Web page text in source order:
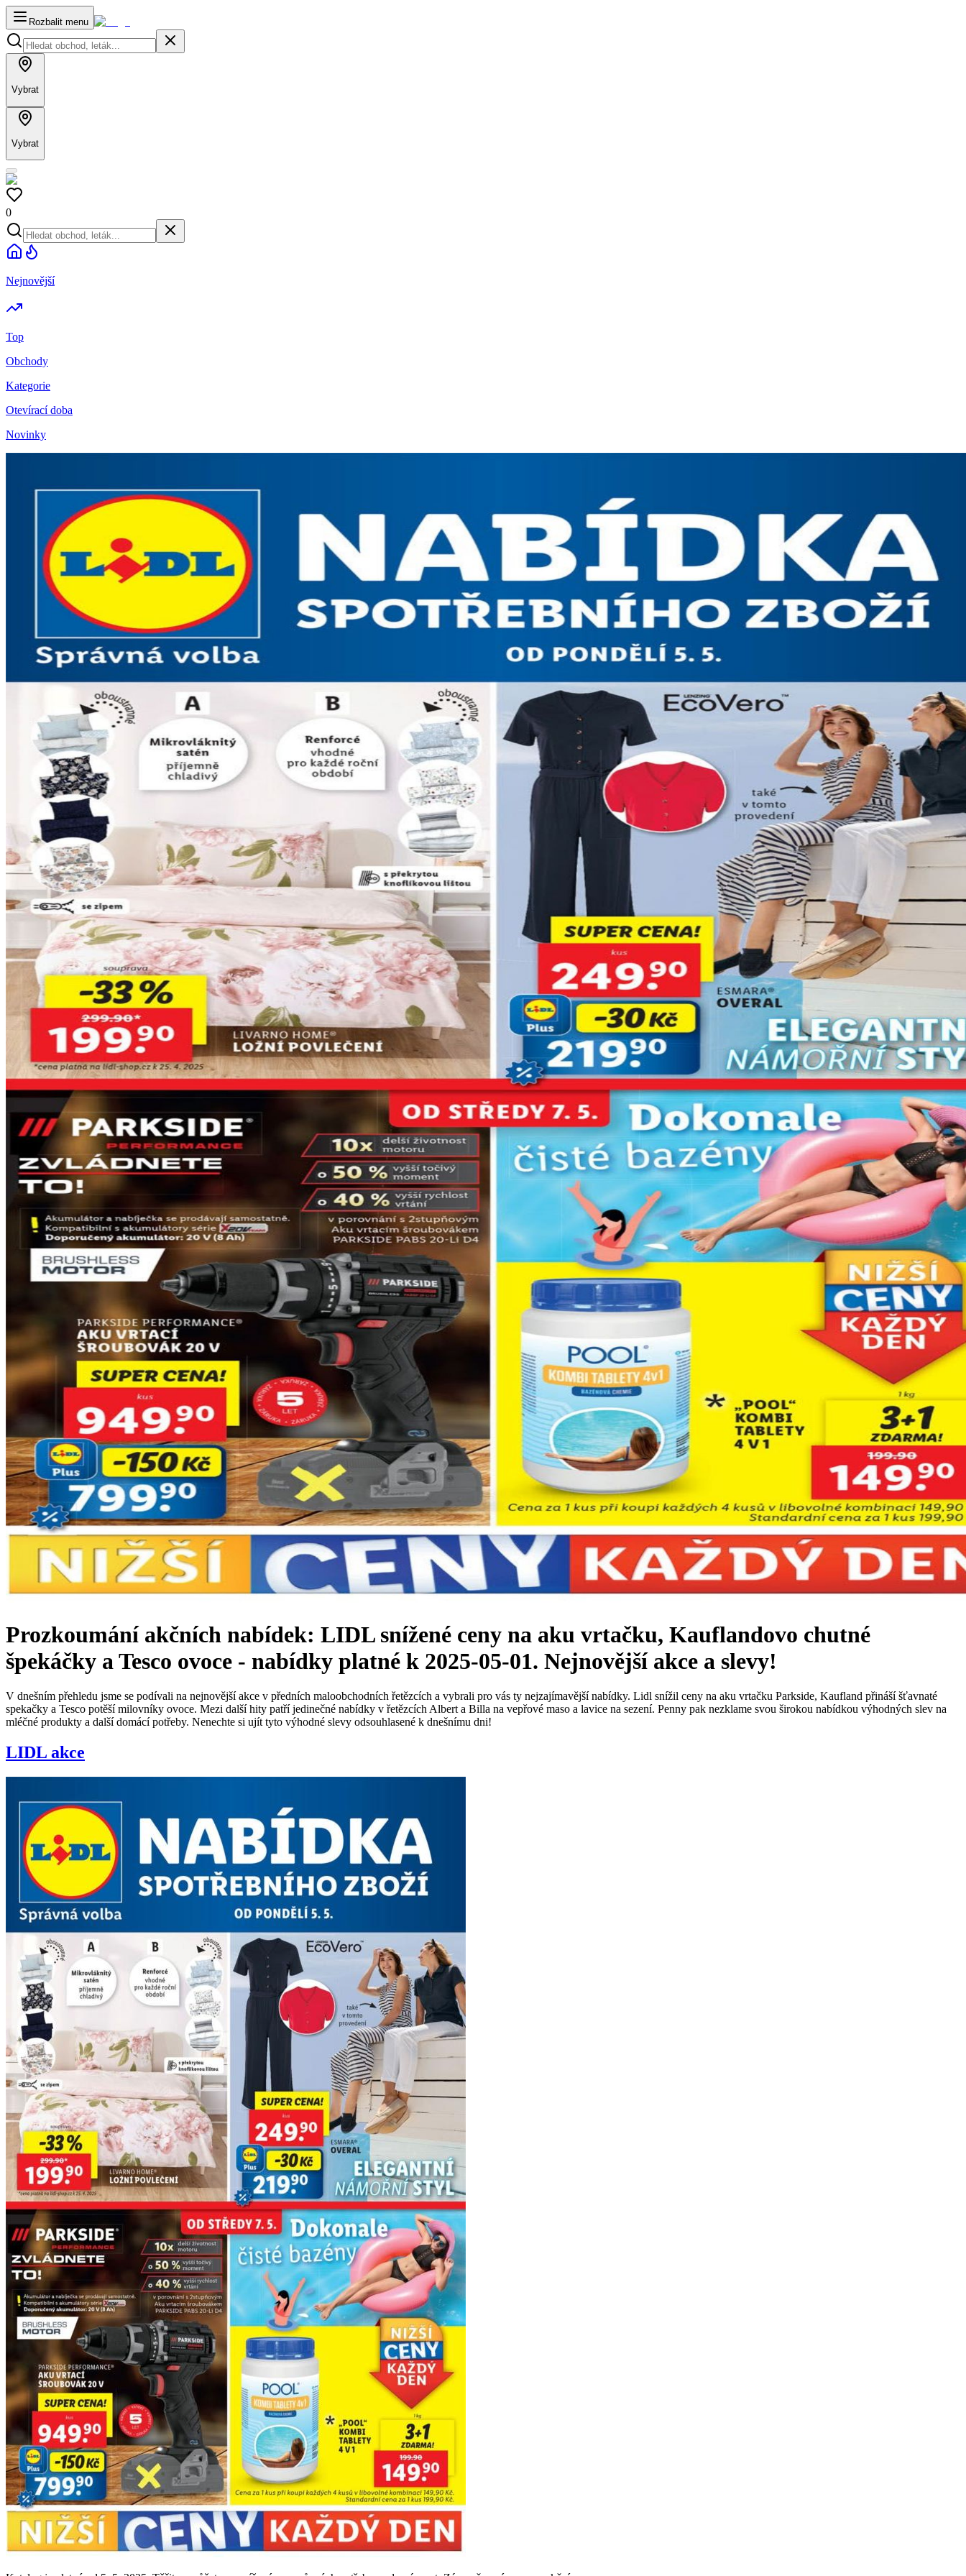
Rozbalit menu
Vybrat
Vybrat
0
Nejnovější
Top
Obchody
Kategorie
Otevírací doba
Novinky
Prozkoumání akčních nabídek: LIDL snížené ceny na aku vrtačku, Kauflandovo chutné
špekáčky a Tesco ovoce - nabídky platné k 2025-05-01. Nejnovější akce a slevy!
V dnešním přehledu jsme se podívali na nejnovější akce v předních maloobchodních řetězcích a vybrali pro vás ty nejzajímavější nabídky. Lidl snížil ceny na aku vrtačku Parkside, Kaufland přináší šťavnaté
spekačky a Tesco potěší milovníky ovoce. Mezi další hity patří jedinečné nabídky v řetězcích Albert a Billa na vepřové maso a lavice na sezení. Penny pak nezklame svou širokou nabídkou výhodných slev na
mléčné produkty a další domácí potřeby. Nenechte si ujít tyto výhodné slevy odsouhlasené k dnešnímu dni!
LIDL akce